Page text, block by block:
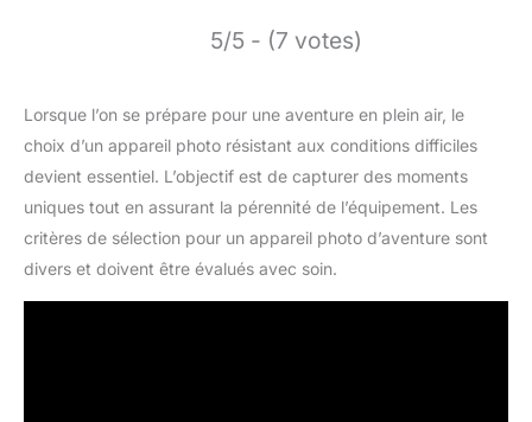
5/5 - (7 votes)
Lorsque l’on se prépare pour une aventure en plein air, le
choix d’un appareil photo résistant aux conditions difficiles
devient essentiel. L’objectif est de capturer des moments
uniques tout en assurant la pérennité de l’équipement. Les
critères de sélection pour un appareil photo d’aventure sont
divers et doivent être évalués avec soin.